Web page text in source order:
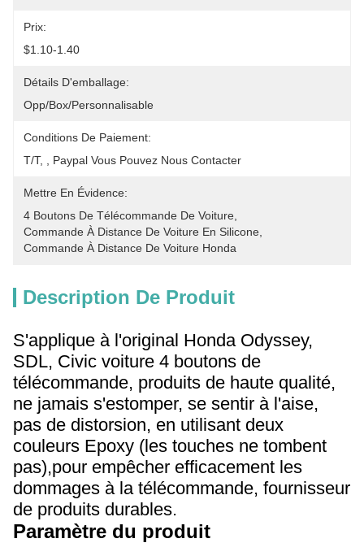
Prix:
$1.10-1.40
Détails D'emballage:
Opp/Box/Personnalisable
Conditions De Paiement:
T/T, , Paypal Vous Pouvez Nous Contacter
Mettre En Évidence:
4 Boutons De Télécommande De Voiture
Commande À Distance De Voiture En Silicone
Commande À Distance De Voiture Honda
Description De Produit
S'applique à l'original Honda Odyssey,
SDL, Civic voiture 4 boutons de
télécommande, produits de haute qualité,
ne jamais s'estomper, se sentir à l'aise,
pas de distorsion, en utilisant deux
couleurs Epoxy (les touches ne tombent
pas),pour empêcher efficacement les
dommages à la télécommande, fournisseur
de produits durables.
Paramètre du produit